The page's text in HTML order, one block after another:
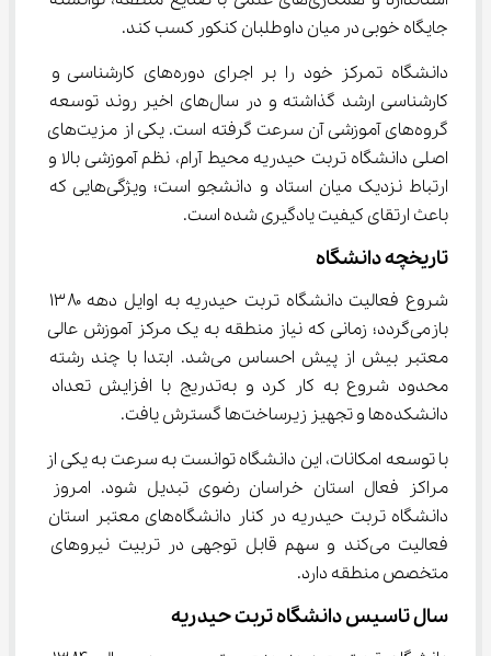
جایگاه خوبی در میان داوطلبان کنکور کسب کند.
دانشگاه تمرکز خود را بر اجرای دوره‌های کارشناسی و
کارشناسی ارشد گذاشته و در سال‌های اخیر روند توسعه
گروه‌های آموزشی آن سرعت گرفته است. یکی از مزیت‌های
اصلی دانشگاه تربت حیدریه محیط آرام، نظم آموزشی بالا و
ارتباط نزدیک میان استاد و دانشجو است؛ ویژگی‌هایی که
باعث ارتقای کیفیت یادگیری شده است.
تاریخچه دانشگاه
بازمی‌گردد؛ زمانی که نیاز منطقه به یک مرکز آموزش عالی
معتبر بیش از پیش احساس می‌شد. ابتدا با چند رشته
محدود شروع به کار کرد و به‌تدریج با افزایش تعداد
دانشکده‌ها و تجهیز زیرساخت‌ها گسترش یافت.
با توسعه امکانات، این دانشگاه توانست به سرعت به یکی از
مراکز فعال استان خراسان رضوی تبدیل شود. امروز
دانشگاه تربت حیدریه در کنار دانشگاه‌های معتبر استان
فعالیت می‌کند و سهم قابل توجهی در تربیت نیروهای
متخصص منطقه دارد.
سال تاسیس دانشگاه تربت حیدریه